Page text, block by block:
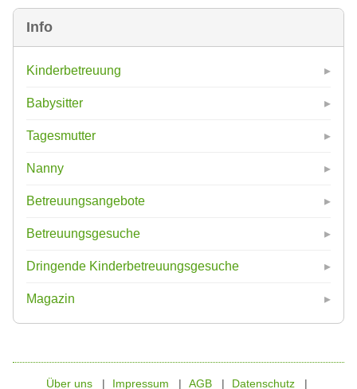
Info
Kinderbetreuung
Babysitter
Tagesmutter
Nanny
Betreuungsangebote
Betreuungsgesuche
Dringende Kinderbetreuungsgesuche
Magazin
Über uns Impressum AGB Datenschutz